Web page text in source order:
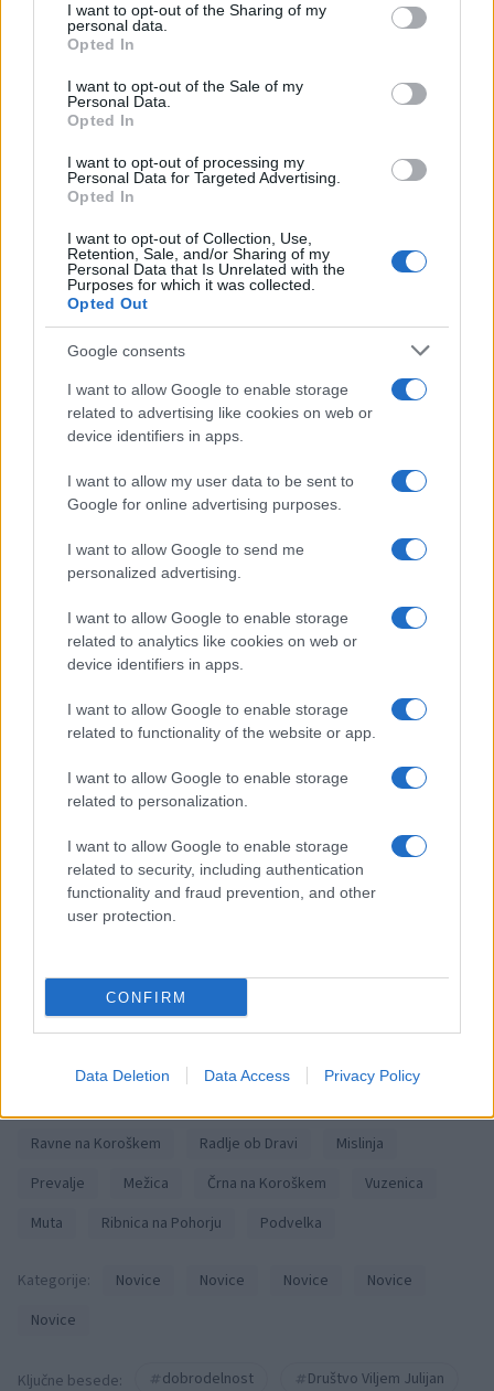
not limited to your visit or usage behaviour. You may click to
grant or deny consent to Google and its third-party tags to
use your data for below specified purposes in below Google
consent section.
I want to opt-out of the Sharing of my
personal data.
Opted In
I want to opt-out of the Sale of my
Personal Data.
Opted In
I want to opt-out of processing my
Personal Data for Targeted Advertising.
Opted In
I want to opt-out of Collection, Use,
Retention, Sale, and/or Sharing of my
Personal Data that Is Unrelated with the
Purposes for which it was collected.
Opted Out
Google consents
I want to allow Google to enable storage
related to advertising like cookies on web or
device identifiers in apps.
I want to allow my user data to be sent to
Google for online advertising purposes.
I want to allow Google to send me
personalized advertising.
I want to allow Google to enable storage
related to analytics like cookies on web or
device identifiers in apps.
I want to allow Google to enable storage
related to functionality of the website or app.
I want to allow Google to enable storage
related to personalization.
I want to allow Google to enable storage
related to security, including authentication
functionality and fraud prevention, and other
user protection.
CONFIRM
Data Deletion Data Access Privacy Policy
V Društvu Viljem Julijan so se na stisko družine odzvali
težko in tragično situacijo, ta družina je v izjemno
namenimo donacijo, jim lahko omogočimo, da obdržijo
dom in preživijo to zelo težko obdobje. Vsak prispevek
šteje, tudi najmanjša pomoč lahko tej družini pomeni
ogromno. Pomagajmo, da štirje otroci ne ostanejo
brez doma.
1 mesec brezplačno!Beri brez oglasov Preizkusi zdaj
Družini iz Litije lahko pomagate tako, da pošljete
SMS s ključno besedo VJ5 ali VJ10 na 1919 ali z
nakazilom na TRR Društva Viljem Julijan: SI56 0400
1004 8660 136, sklic SI00 992025, namen: Za
Družino iz Litije.
Opozorilo:Po 297. členu Kazenskega zakonika je
posameznik kazensko odgovoren za javno spodbujanje
sovraštva, nasilja ali nestrpnosti. Komentarji z žaljivimi,
rasističnimi, diskriminatornimi ali nezakonitimi vsebinami bodo
Failed to fetch
Ravne na Koroškem
Radlje ob Dravi
Mislinja
Prevalje
Mežica Črna na Koroškem
Vuzenica
Muta
Ribnica na Pohorju Podvelka
Kategorije: Novice Novice Novice
Novice
Novice
Ključne besede: dobrodelnost Društvo Viljem Julijan